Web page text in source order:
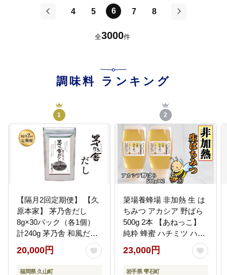
4 5 6 7
8
全3000件
調味料 ランキング
1
【隔月2回定期便】 【久
原本家】 茅乃舎だし
8g×30パック（各1個）
計240g 茅乃舎 和風だし
出汁 だしの素
20,000円
福岡県 久山町
2
簗場養蜂場 非加熱 生 は
ちみつ アカシア 野ばら
500g 2本 【あねっこ】
純粋 蜂蜜 ハチミツ ハニ
ー 1kg 1キロ 国産 国内
産 日本産 使いやすい ボ
トル 長期保存 産地直送
23,000円
岩手県 雫石町